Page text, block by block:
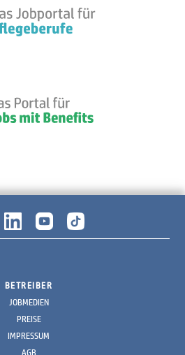
BETREIBER
JOBMEDIEN
PREISE
IMPRESSUM
AGB